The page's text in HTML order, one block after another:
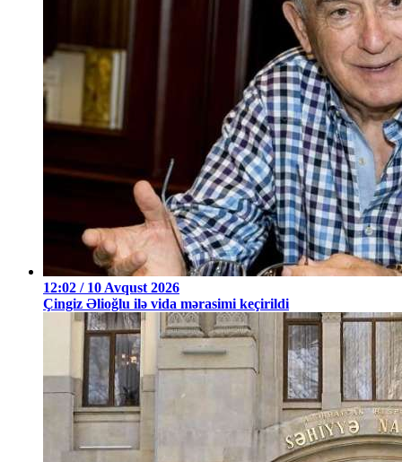
12:02 / 10 Avqust 2026
Çingiz Əlioğlu ilə vida mərasimi keçirildi